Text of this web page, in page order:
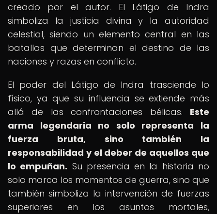
creado por el autor. El Látigo de Indra
simboliza la justicia divina y la autoridad
celestial, siendo un elemento central en las
batallas que determinan el destino de las
naciones y razas en conflicto.
El poder del Látigo de Indra trasciende lo
físico, ya que su influencia se extiende más
allá de las confrontaciones bélicas. Este
arma legendaria no solo representa la
fuerza bruta, sino también la
responsabilidad y el deber de aquellos que
lo empuñan. Su presencia en la historia no
solo marca los momentos de guerra, sino que
también simboliza la intervención de fuerzas
superiores en los asuntos mortales,